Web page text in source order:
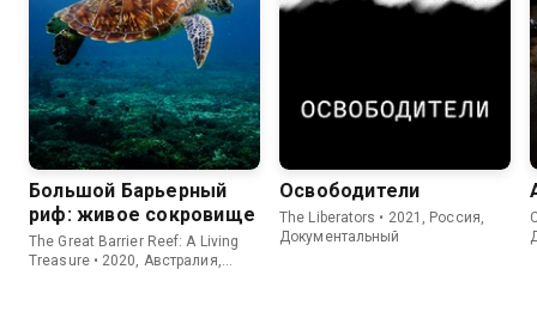
Большой Барьерный
риф: живое сокровище
The Great Barrier Reef: A Living
Treasure • 2020, Австралия,
Освободители
The Liberators • 2021, Россия,
Документальный